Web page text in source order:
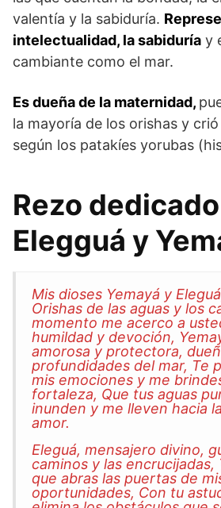
valentía y la sabiduría.
intelectualidad, la sabiduría y
cambiante como el mar.
Es dueña de la maternidad,
la mayoría de los orishas y
según los patakíes yorubas
Rezo
Elegguá y
Mis dioses Yemayá y
Orishas de las aguas y los
momento me acerco a
humildad y devoción,
amorosa y protectora,
profundidades del mar, Te
mis emociones y me
fortaleza, Que tus aguas
inunden y me lleven hacia
amor.
Eleguá, mensajero divino,
caminos y las encrucijadas,
que abras las puertas de
oportunidades, Con tu